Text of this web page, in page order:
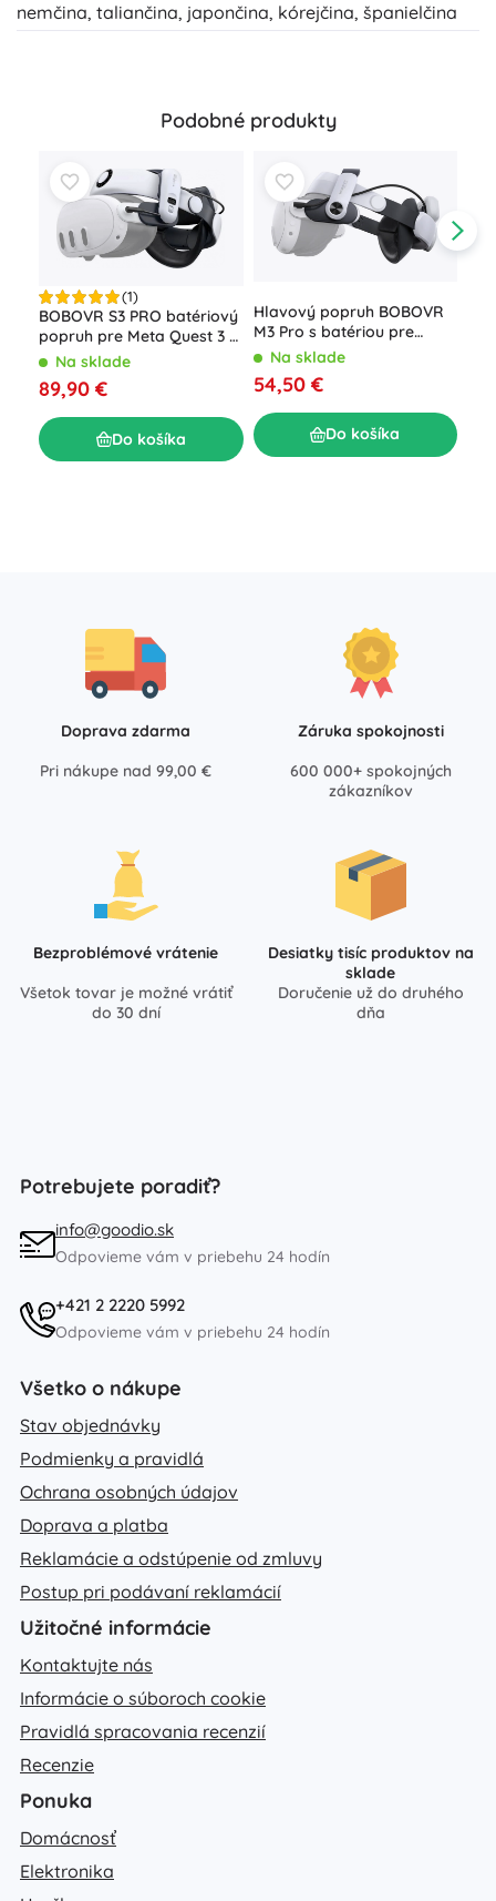
nemčina, taliančina, japončina, kórejčina, španielčina
Podobné produkty
(1)
BOBOVR S3 PRO batériový
popruh pre Meta Quest 3 /
Quest 3S
Na sklade
89,90 €
Do košíka
Hlavový popruh BOBOVR
M3 Pro s batériou pre
Oculus Quest 3 / Quest 3S
Na sklade
54,50 €
Do košíka
Doprava zdarma
Pri nákupe nad 99,00 €
Záruka spokojnosti
600 000+ spokojných
zákazníkov
Bezproblémové vrátenie
Všetok tovar je možné vrátiť
do 30 dní
Desiatky tisíc produktov na
sklade
Doručenie už do druhého
dňa
Potrebujete poradiť?
info@goodio.sk
Odpovieme vám v priebehu 24 hodín
+421 2 2220 5992
Odpovieme vám v priebehu 24 hodín
Všetko o nákupe
Stav objednávky
Podmienky a pravidlá
Ochrana osobných údajov
Doprava a platba
Reklamácie a odstúpenie od zmluvy
Postup pri podávaní reklamácií
Užitočné informácie
Kontaktujte nás
Informácie o súboroch cookie
Pravidlá spracovania recenzií
Recenzie
Ponuka
Domácnosť
Elektronika